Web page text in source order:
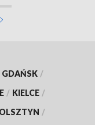
GDAŃSK /
/ KIELCE /
OLSZTYN /